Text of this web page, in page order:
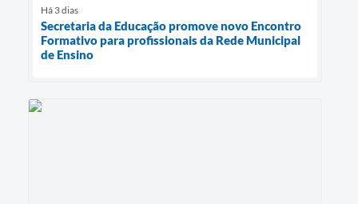
Há 3 dias
Secretaria da Educação promove novo Encontro
Formativo para profissionais da Rede Municipal
de Ensino